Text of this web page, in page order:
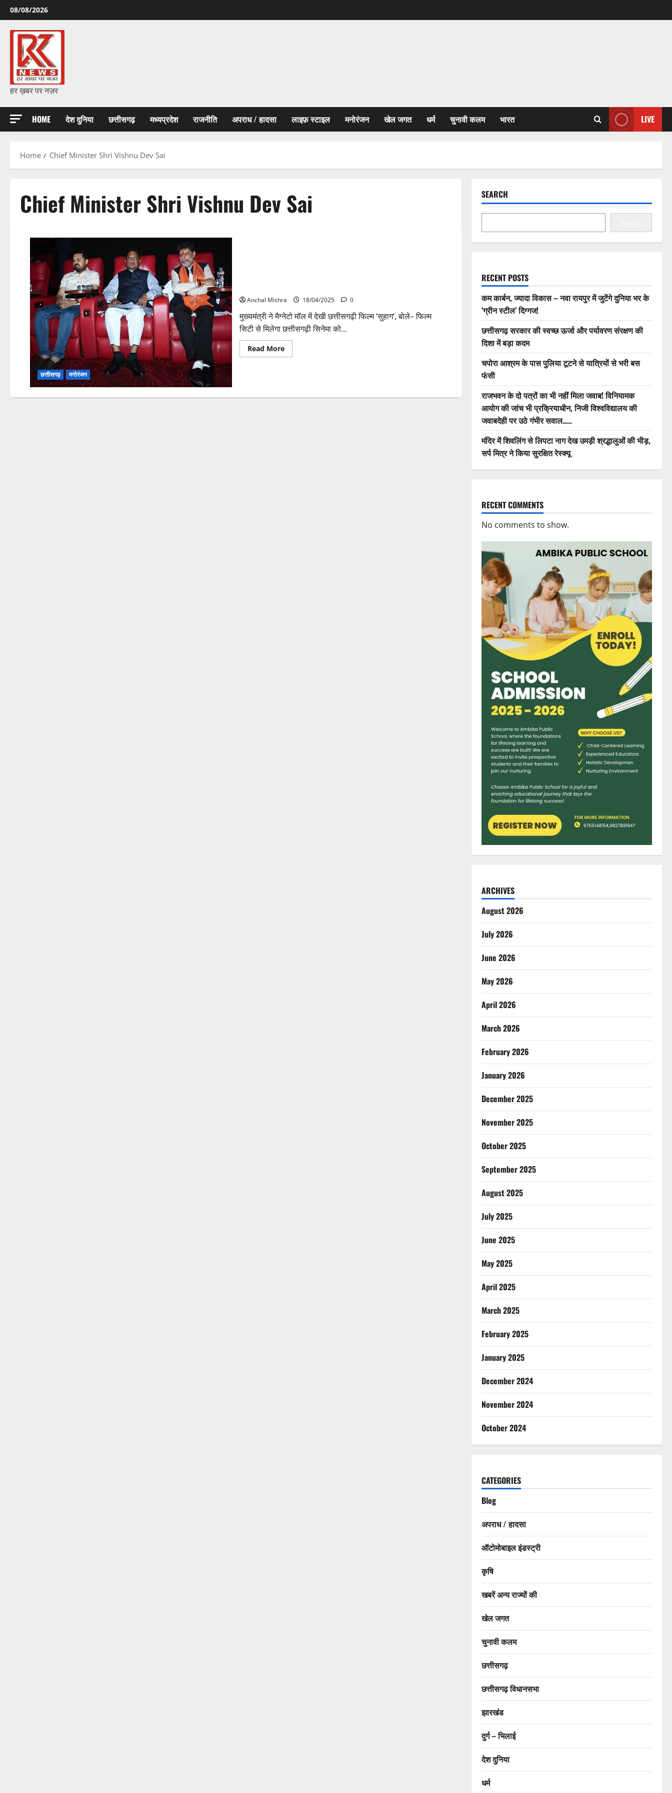
Skip
to
content
08/08/2026
हर ख़बर पर नज़र
HOME देश दुनिया छत्तीसगढ़ मध्यप्रदेश राजनीति अपराध / हादसा लाइफ़ स्टाइल मनोरंजन खेल जगत धर्म चुनावी कलम भारत LIVE
Home Chief Minister Shri Vishnu Dev Sai
Chief Minister Shri Vishnu Dev Sai
छत्तीसगढ़ मनोरंजन
Anchal Mishra 18/04/2025 0
मुख्यमंत्री ने मैग्नेटो मॉल में देखी छत्तीसगढ़ी फिल्म ‘सुहाग’, बोले– फिल्म
सिटी से मिलेगा छत्तीसगढ़ी सिनेमा को...
Read MoreRead
more
की
SEARCH
RECENT POSTS
कम कार्बन, ज्यादा विकास – नवा रायपुर में जुटेंगे दुनिया भर के
‘ग्रीन स्टील’ दिग्गज!
छत्तीसगढ़ सरकार की स्वच्छ ऊर्जा और पर्यावरण संरक्षण की
दिशा में बड़ा कदम
चपोरा आश्रम के पास पुलिया टूटने से यात्रियों से भरी बस
फंसी
राजभवन के दो पत्रों का भी नहीं मिला जवाब! विनियामक
आयोग की जांच भी प्रक्रियाधीन, निजी विश्वविद्यालय की
जवाबदेही पर उठे गंभीर सवाल…..
मंदिर में शिवलिंग से लिपटा नाग देख उमड़ी श्रद्धालुओं की भीड़,
सर्प मित्र ने किया सुरक्षित रेस्क्यू
RECENT COMMENTS
No comments to show.
ARCHIVES
August 2026
July 2026
June 2026
May 2026
April 2026
March 2026
February 2026
January 2026
December 2025
November 2025
October 2025
September 2025
August 2025
July 2025
June 2025
May 2025
April 2025
March 2025
February 2025
January 2025
December 2024
November 2024
October 2024
CATEGORIES
Blog
अपराध / हादसा
ऑटोमोबाइल इंडस्ट्री
कृषि
खबरें अन्य राज्यों की
खेल जगत
चुनावी कलम
छत्तीसगढ़
छत्तीसगढ़ विधानसभा
झारखंड
दुर्ग – भिलाई
देश दुनिया
धर्म